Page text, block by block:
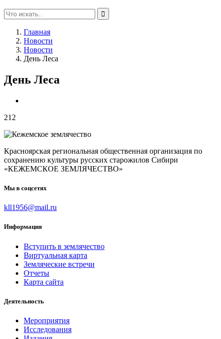
Главная
Новости
Новости
День Леса
День Леса
212
Красноярская региональная общественная организация по
сохранению культуры русских старожилов Сибири
«КЕЖЕМСКОЕ ЗЕМЛЯЧЕСТВО»
Мы в соцсетях
kll1956@mail.ru
Информация
Вступить в землячество
Виртуальная карта
Земляческие встречи
Отчеты
Карта сайта
Деятельность
Мероприятия
Исследования